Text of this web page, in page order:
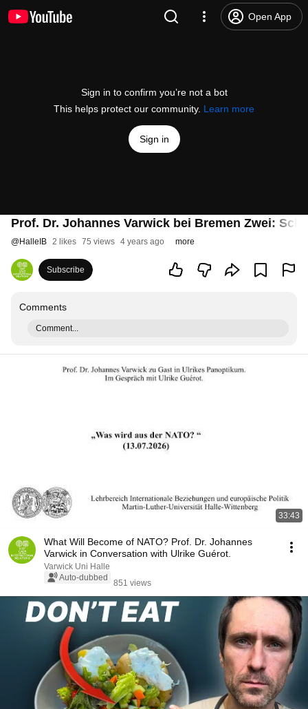
Open App
Sign in to confirm you’re not a bot
This helps protect our community. Learn more
Sign in
Prof. Dr. Johannes Varwick bei Bremen Zwei:
@HalleIB 2 likes 75 views 4 years ago more
Subscribe
Comments
Comment...
33:43
What Will Become of NATO? Prof. Dr. Johannes
Varwick in Conversation with Ulrike Guérot.
Varwick Uni Halle
Auto-dubbed
851 views